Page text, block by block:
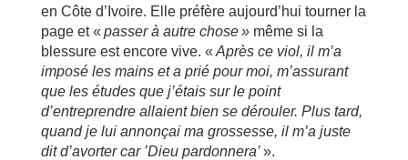
en Côte d’Ivoire. Elle préfère aujourd’hui tourner la
page et « passer à autre chose » même si la
blessure est encore vive. « Après ce viol, il m’a
imposé les mains et a prié pour moi, m’assurant
que les études que j’étais sur le point
d’entreprendre allaient bien se dérouler. Plus tard,
quand je lui annonçai ma grossesse, il m’a juste
dit d’avorter car ’Dieu pardonnera’».